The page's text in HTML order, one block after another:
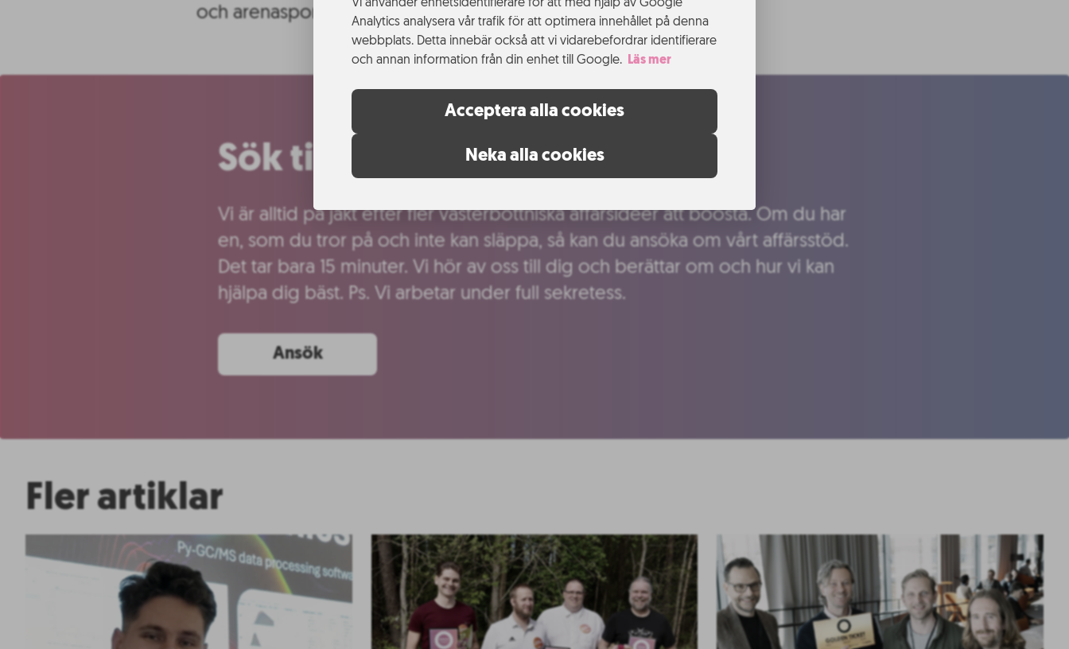
Vi använder enhetsidentifierare för att med hjälp av Google
Analytics analysera vår trafik för att optimera innehållet på denna
webbplats. Detta innebär också att vi vidarebefordrar identifierare
och annan information från din enhet till Google.
Läs mer
Acceptera alla cookies
Neka alla cookies
och arenasporter.
Sök till Uminova Innovation
Vi är alltid på jakt efter fler västerbottniska affärsidéer att boosta. Om du har
en, som du tror på och inte kan släppa, så kan du ansöka om vårt affärsstöd.
Det tar bara 15 minuter. Vi hör av oss till dig och berättar om och hur vi kan
hjälpa dig bäst. Ps. Vi arbetar under full sekretess.
Ansök
Fler artiklar